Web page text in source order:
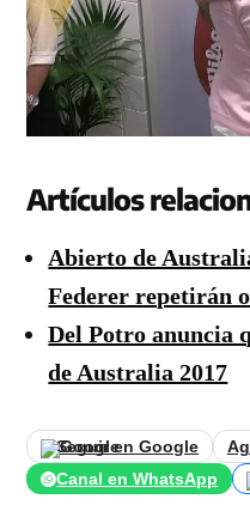
Artículos
Abierto de
Federer repetirán
Del Potro anuncia
de Australia 2017
Seguir en Google
Canal en WhatsApp